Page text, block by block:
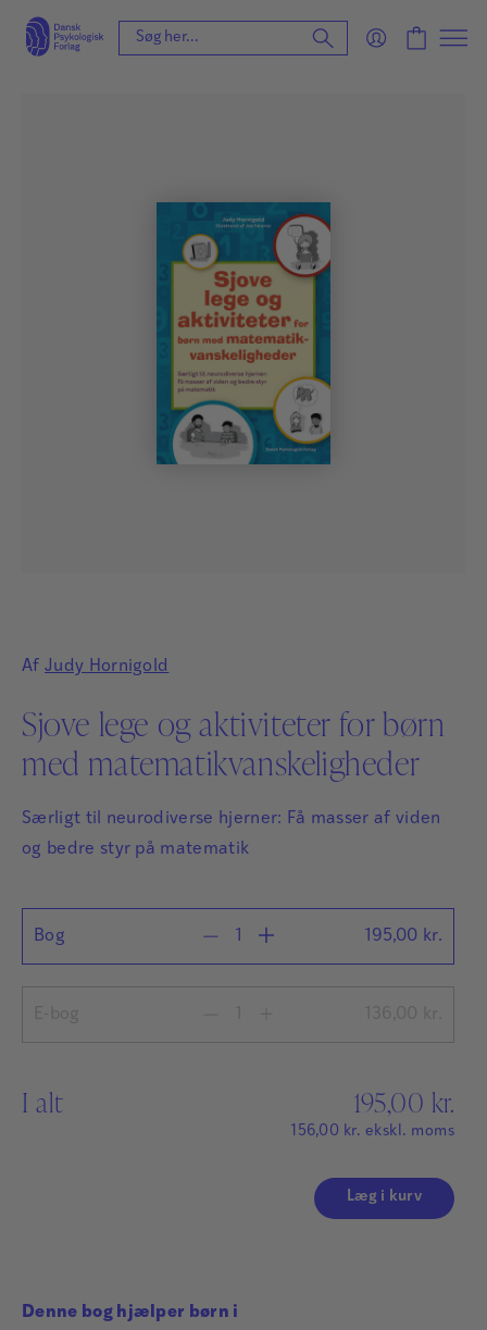
Af Judy Hornigold
Sjove lege og aktiviteter for børn
med matematikvanskeligheder
Særligt til neurodiverse hjerner: Få masser af viden
og bedre styr på matematik
Bog 195,00 kr.
I alt 195,00 kr.
156,00 kr. ekskl. moms
Læg i kurv
Denne bog hjælper børn i